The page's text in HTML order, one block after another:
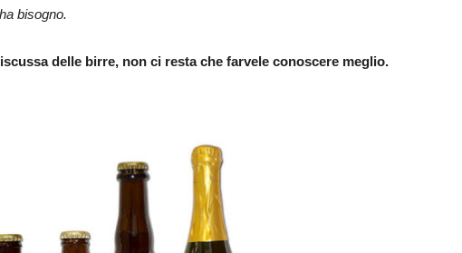
bisogno.
delle birre, non ci resta che farvele conoscere meglio.